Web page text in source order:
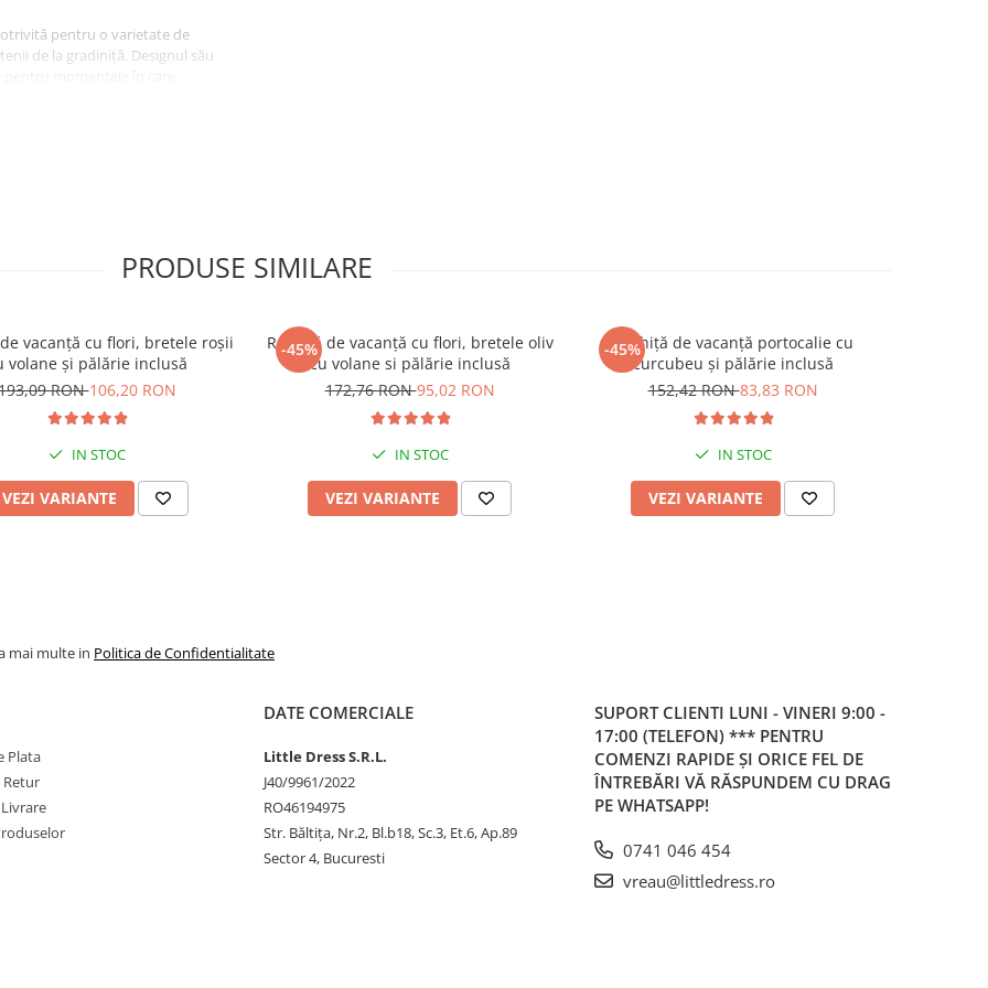
pentru o varietate de
de la gradiniță. Designul său
moment. Cu volane și
PRODUSE SIMILARE
vacanță cu flori, bretele roșii
volane și pălărie inclusă
RON106,20 RON
IN STOC
VEZI VARIANTE
-45%
Rochiță de vacanță cu flori, bretele oliv
cu volane si pălărie inclusă
172,76 RON95,02 RON
IN STOC
VEZI VARIANTE
-45%
Rochiță de vacanță portocalie cu
curcubeu și pălărie inclusă
152,42 RON83,83 RON
IN STOC
VEZI VARIANTE
mai multe in Politica de Confidentialitate
Plata
Retur
DATE COMERCIALE
Little Dress S.R.L.
J40/9961/2022
RO46194975
Str. Băltiţa, Nr.2, Bl.b18, Sc.3, Et.6, Ap.89
Sector 4, Bucuresti
SUPORT CLIENTI LUNI - VINERI 9:00 -
17:00 (TELEFON) *** PENTRU
COMENZI RAPIDE ȘI ORICE FEL DE
ÎNTREBĂRI VĂ RĂSPUNDEM CU DRAG
PE WHATSAPP!
0741 046 454
vreau@littledress.ro